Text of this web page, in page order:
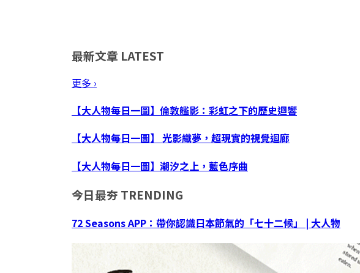
最新文章 LATEST
更多 ›
【大人物每日一圖】倫敦艦影：彩虹之下的歷史迴響
【大人物每日一圖】 光影織夢，超現實的視覺迴廊
【大人物每日一圖】潮汐之上，藍色序曲
今日最夯 TRENDING
72 Seasons APP：帶你認識日本節氣的「七十二候」 | 大人物